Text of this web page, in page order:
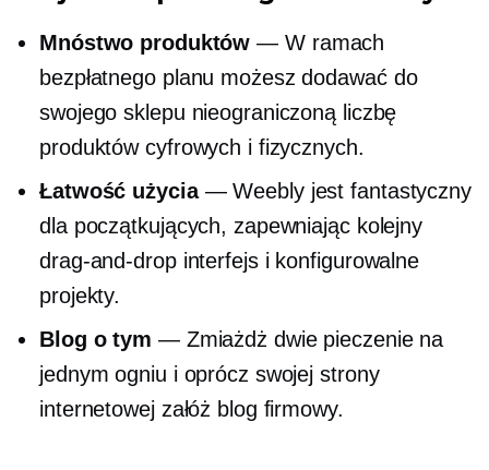
Mnóstwo produktów — W ramach
bezpłatnego planu możesz dodawać do
swojego sklepu nieograniczoną liczbę
produktów cyfrowych i fizycznych.
Łatwość użycia— Weebly jest fantastyczny
dla początkujących, zapewniając kolejny
drag-and-dropinterfejs i konfigurowalne
projekty.
Blog o tym — Zmiażdż dwie pieczenie na
jednym ogniu i oprócz swojej strony
internetowej załóż blog firmowy.